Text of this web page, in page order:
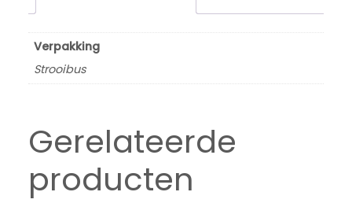
Verpakking
Strooibus
Gerelateerde
producten